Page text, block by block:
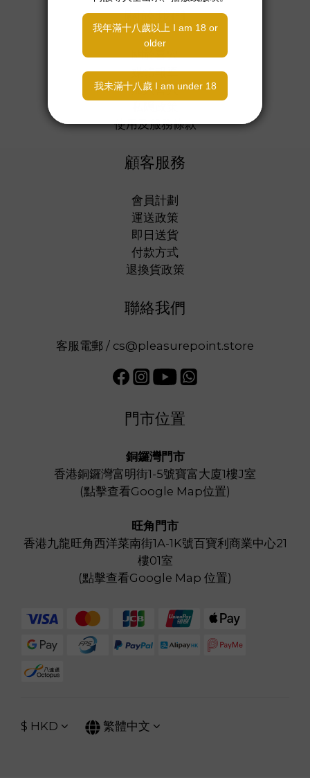
關於我們
關於喜穴
媒體報導
加入喜穴
使用及服務條款
顧客服務
會員計劃
運送政策
即日送貨
付款方式
退換貨政策
聯絡我們
客服電郵 / cs@pleasurepoint.store
門市位置
銅鑼灣門市
香港銅鑼灣富明街1-5號寶富大廈1樓J室
(點擊查看Google Map位置)
旺角門市
香港九龍旺角西洋菜南街1A-1K號百寶利商業中心21
樓01室
(點擊查看Google Map 位置)
$ HKD 繁體中文